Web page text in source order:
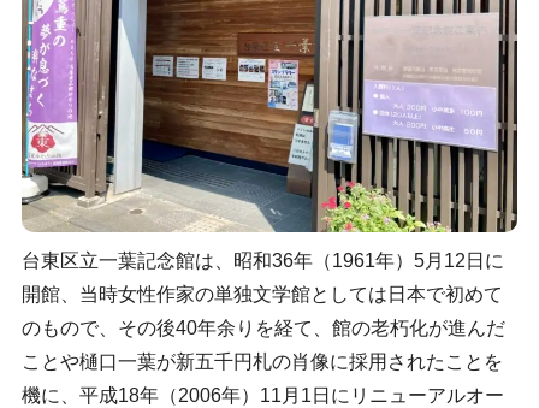
台東区立一葉記念館は、昭和36年（1961年）5月12日に
開館、当時女性作家の単独文学館としては日本で初めて
のもので、その後40年余りを経て、館の老朽化が進んだ
ことや樋口一葉が新五千円札の肖像に採用されたことを
機に、平成18年（2006年）11月1日にリニューアルオー